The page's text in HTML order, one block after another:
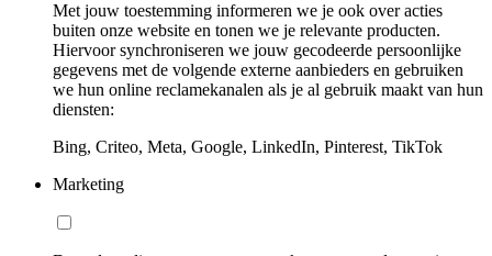
Met jouw toestemming informeren we je ook over acties
buiten onze website en tonen we je relevante producten.
Hiervoor synchroniseren we jouw gecodeerde persoonlijke
gegevens met de volgende externe aanbieders en gebruiken
we hun online reclamekanalen als je al gebruik maakt van hun
diensten:
Bing, Criteo, Meta, Google, LinkedIn, Pinterest, TikTok
Marketing